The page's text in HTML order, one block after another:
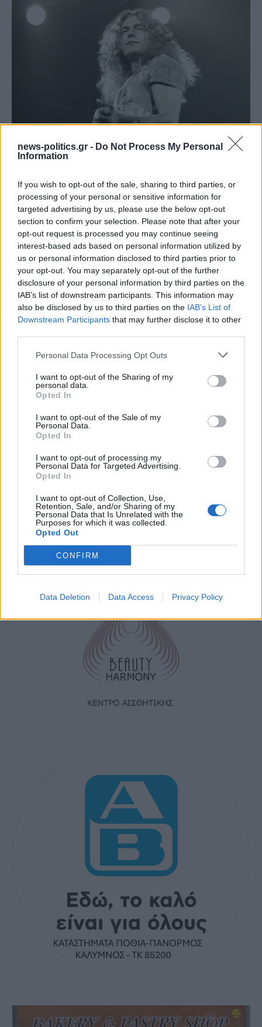
news-politics.gr - Do Not Process My Personal
Information
If you wish to opt-out of the sale, sharing to third parties, or
processing of your personal or sensitive information for
targeted advertising by us, please use the below opt-out
section to confirm your selection. Please note that after your
opt-out request is processed you may continue seeing
interest-based ads based on personal information utilized by
us or personal information disclosed to third parties prior to
your opt-out. You may separately opt-out of the further
disclosure of your personal information by third parties on the
IAB’s list of downstream participants. This information may
also be disclosed by us to third parties on the IAB’s List of
Downstream Participants that may further disclose it to other
Personal Data Processing Opt Outs
I want to opt-out of the Sharing of my
personal data.
Opted In
I want to opt-out of the Sale of my
Personal Data.
Opted In
I want to opt-out of processing my
Personal Data for Targeted Advertising.
Opted In
I want to opt-out of Collection, Use,
Retention, Sale, and/or Sharing of my
Personal Data that Is Unrelated with the
Purposes for which it was collected.
Opted Out
CONFIRM
Data Deletion Data Access Privacy Policy
Το ατύχημα του Ρόμπερτ Πλαντ, των Led Zeppelin
στη Ρόδο όπου παραλίγο να χάσει τη γυναίκα του